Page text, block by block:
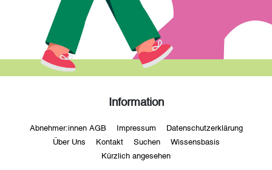
Information
Abnehmer:innen AGB Impressum Datenschutzerklärung
Über Uns Kontakt Suchen Wissensbasis
Kürzlich angesehen